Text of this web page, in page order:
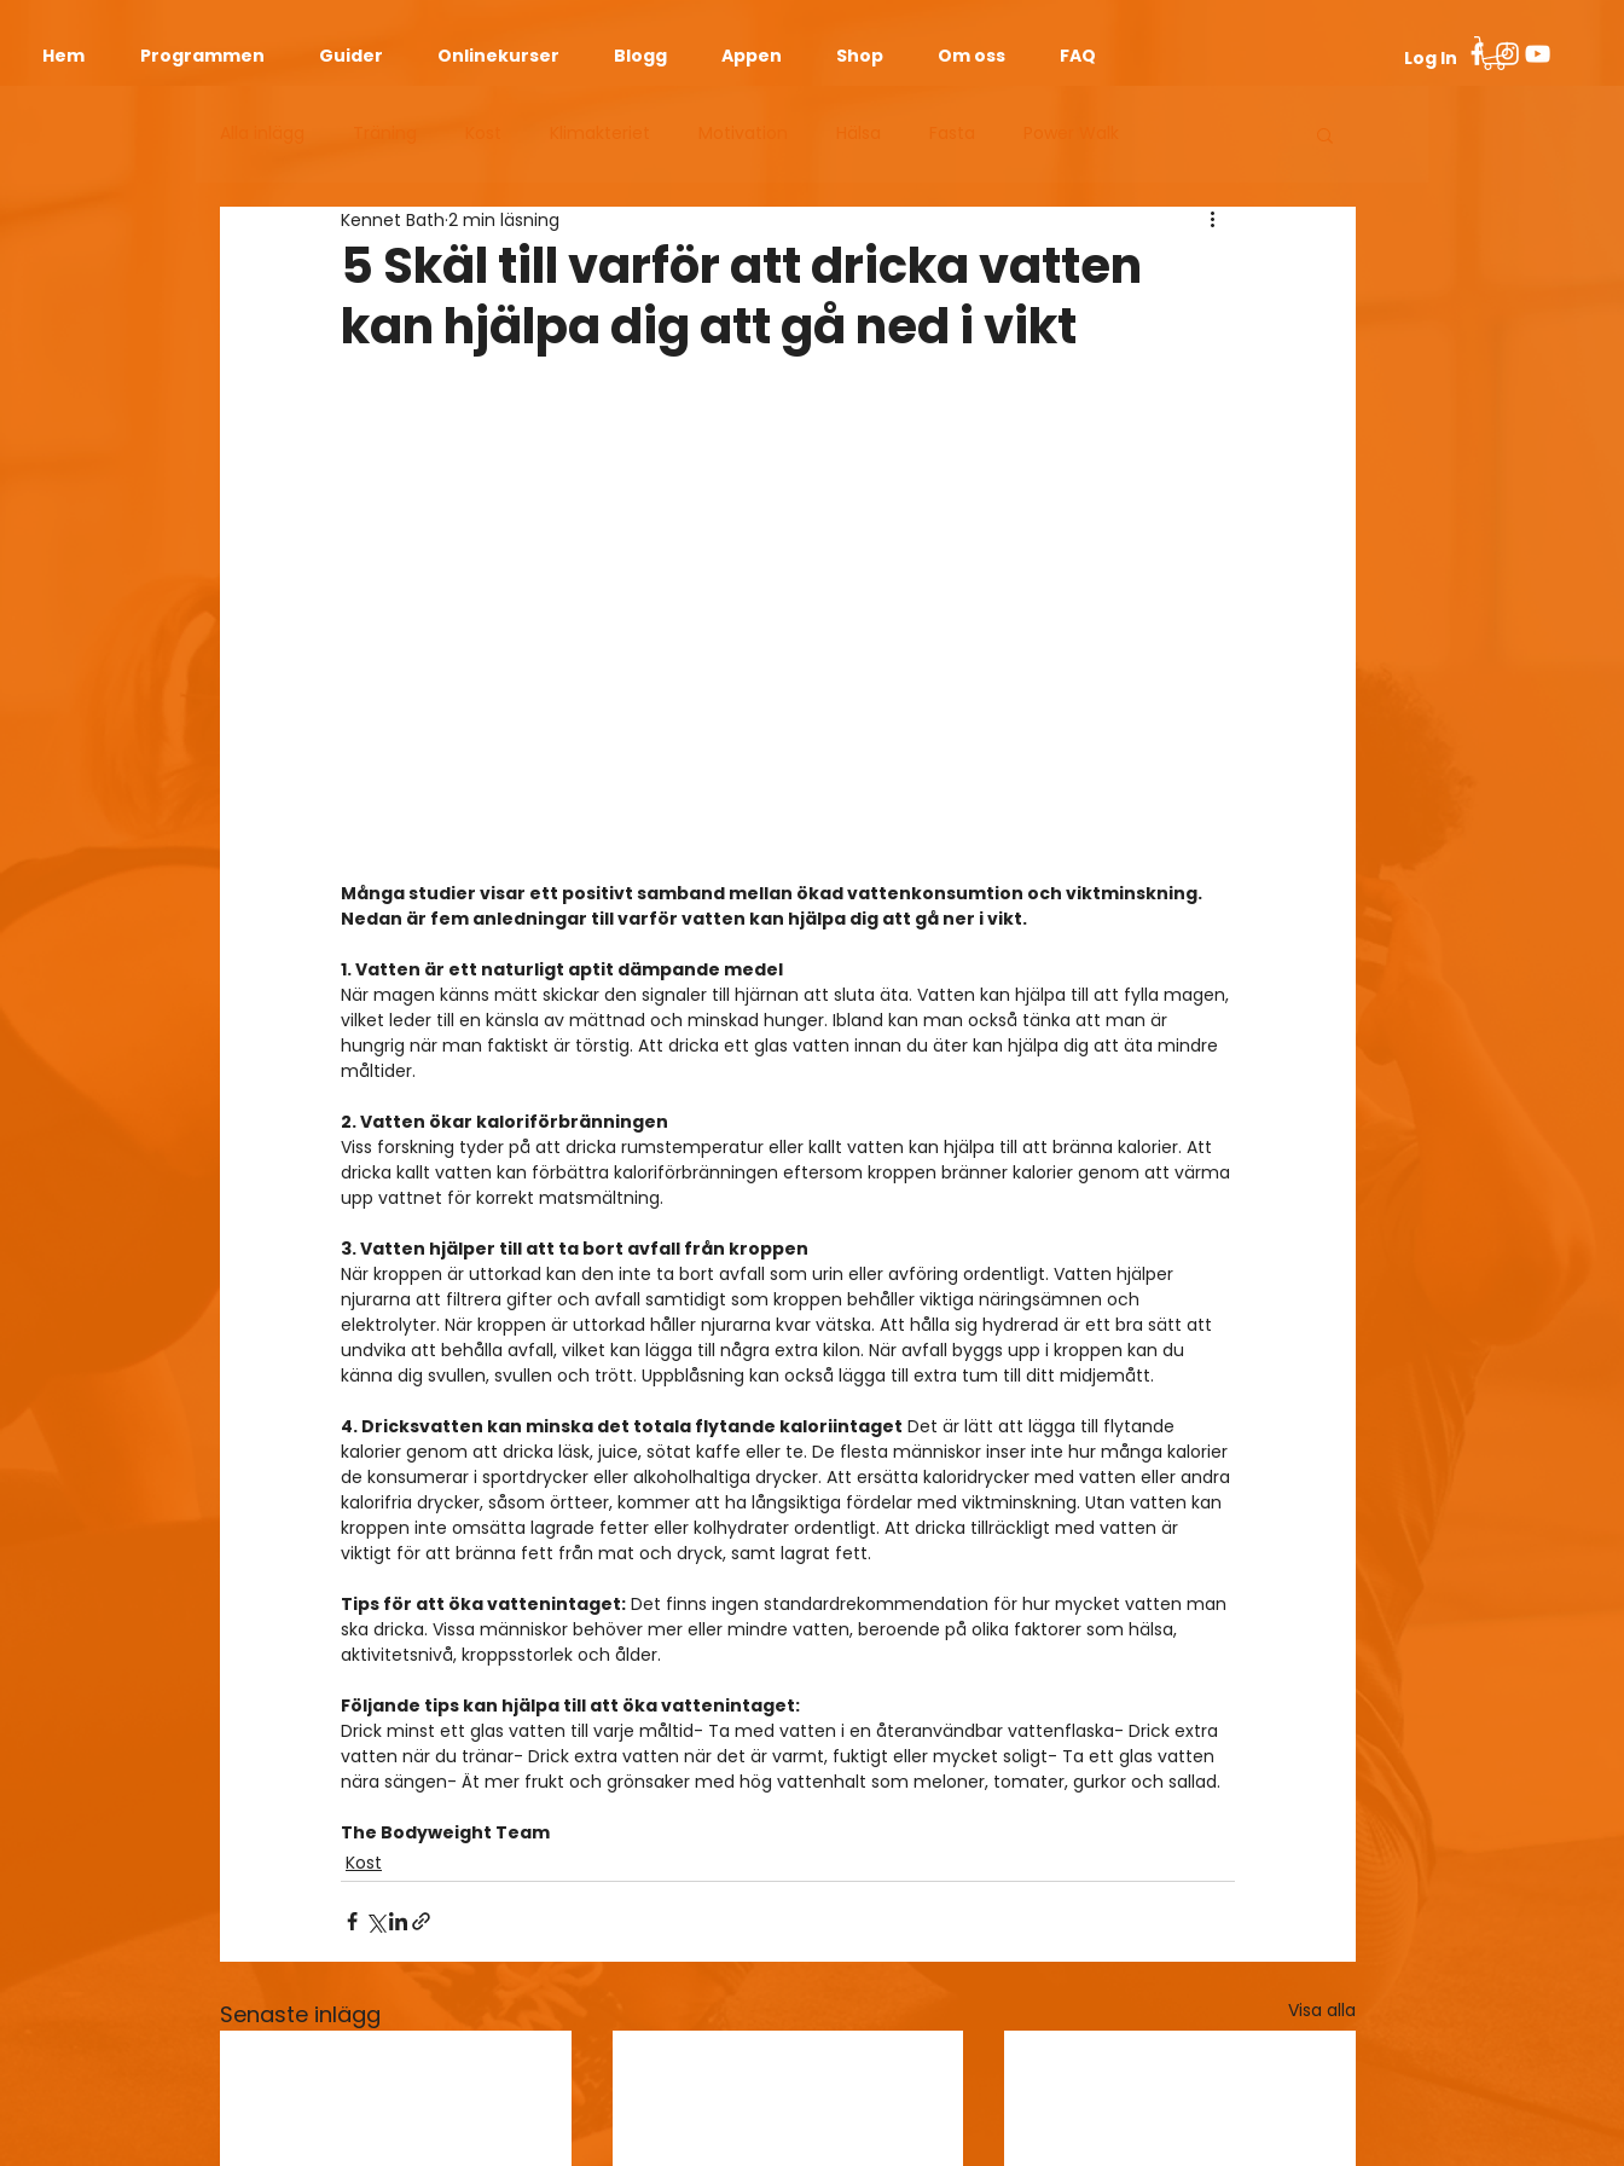
Hem Programmen Guider Onlinekurser Blogg Appen Shop Om oss FAQ Log In
Bodyweight Diet App Viktresan
5 Skäl till varför att dricka vatten
kan hjälpa dig att gå ned i vikt
Kennet Bath 2 min läsning
Många studier visar ett positivt samband mellan ökad vattenkonsumtion och viktminskning.
Nedan är fem anledningar till varför vatten kan hjälpa dig att gå ner i vikt.
1. Vatten är ett naturligt aptit dämpande medel
När magen känns mätt skickar den signaler till hjärnan att sluta äta. Vatten kan hjälpa till att fylla magen,
vilket leder till en känsla av mättnad och minskad hunger. Ibland kan man också tänka att man är
hungrig när man faktiskt är törstig. Att dricka ett glas vatten innan du äter kan hjälpa dig att äta mindre
måltider.
2. Vatten ökar kaloriförbränningen
Viss forskning tyder på att dricka rumstemperatur eller kallt vatten kan hjälpa till att bränna kalorier. Att
dricka kallt vatten kan förbättra kaloriförbränningen eftersom kroppen bränner kalorier genom att värma
upp vattnet för korrekt matsmältning.
3. Vatten hjälper till att ta bort avfall från kroppen
När kroppen är uttorkad kan den inte ta bort avfall som urin eller avföring ordentligt. Vatten hjälper
njurarna att filtrera gifter och avfall samtidigt som kroppen behåller viktiga näringsämnen och
elektrolyter. När kroppen är uttorkad håller njurarna kvar vätska. Att hålla sig hydrerad är ett bra sätt att
undvika att behålla avfall, vilket kan lägga till några extra kilon. När avfall byggs upp i kroppen kan du
känna dig svullen, svullen och trött. Uppblåsning kan också lägga till extra tum till ditt midjemått.
4. Dricksvatten kan minska det totala flytande kaloriintaget Det är lätt att lägga till flytande
kalorier genom att dricka läsk, juice, sötat kaffe eller te. De flesta människor inser inte hur många kalorier
de konsumerar i sportdrycker eller alkoholhaltiga drycker. Att ersätta kaloridrycker med vatten eller andra
kalorifria drycker, såsom örtteer, kommer att ha långsiktiga fördelar med viktminskning. Utan vatten kan
kroppen inte omsätta lagrade fetter eller kolhydrater ordentligt. Att dricka tillräckligt med vatten är
viktigt för att bränna fett från mat och dryck, samt lagrat fett.
Tips för att öka vattenintaget: Det finns ingen standardrekommendation för hur mycket vatten man
ska dricka. Vissa människor behöver mer eller mindre vatten, beroende på olika faktorer som hälsa,
aktivitetsnivå, kroppsstorlek och ålder.
Följande tips kan hjälpa till att öka vattenintaget:
Drick minst ett glas vatten till varje måltid- Ta med vatten i en återanvändbar vattenflaska- Drick extra
vatten när du tränar- Drick extra vatten när det är varmt, fuktigt eller mycket soligt- Ta ett glas vatten
nära sängen- Ät mer frukt och grönsaker med hög vattenhalt som meloner, tomater, gurkor och sallad.
The Bodyweight Team
Kost
Senaste inlägg Visa alla